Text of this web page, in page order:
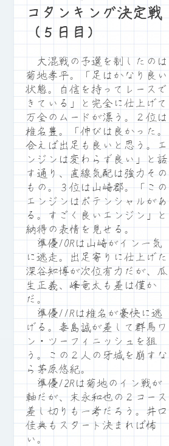
コタンキング決定戦
（５日目）
大混戦の予選を制したのは
菊地孝平。「足はかなり良い
状態。自信を持ってレースで
きている」と完全に仕上げて
万全のムードが漂う。２位は
椎名豊。「伸びは良かった。
合えば出足も良いと思う。エ
ンジンは変わらず良い」と話
す通り、直線気配は強力その
もの。３位は山崎郡。「この
エンジンはポテンシャルがあ
る。すごく良いエンジン」と
納得の表情を見せる。
準優10Rは山崎がイン一気
に逃走。出足寄りに仕上げた
深谷知博が次位有力だが、瓜
生正義、峰竜太も差は僅か
だ。
準優11Rは椎名が豪快に逃
げる。毒島誠が差して群馬ワ
ン・ツーフィニッシュを狙
う。この２人の牙城を崩すな
ら茅原悠紀。
準優12Rは菊地のイン戦が
軸だが、末永和也の２コース
差し切りも一考だろう。井口
佳典もスタート決まれば怖
い。